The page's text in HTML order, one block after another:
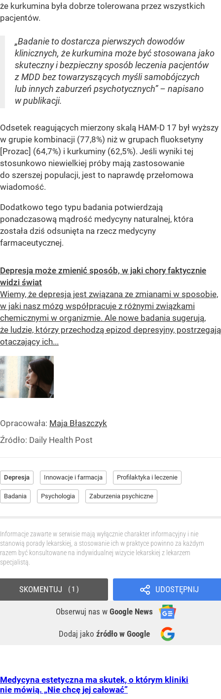
że kurkumina była dobrze tolerowana przez wszystkich
pacjentów.
„Badanie to dostarcza pierwszych dowodów
klinicznych, że kurkumina może być stosowana jako
skuteczny i bezpieczny sposób leczenia pacjentów
z MDD bez towarzyszących myśli samobójczych
lub innych zaburzeń psychotycznych” – napisano
w publikacji.
Odsetek reagujących mierzony skalą HAM-D 17 był wyższy
w grupie kombinacji (77,8%) niż w grupach fluoksetyny
[Prozac] (64,7%) i kurkuminy (62,5%). Jeśli wyniki tej
stosunkowo niewielkiej próby mają zastosowanie
do szerszej populacji, jest to naprawdę przełomowa
wiadomość.
Dodatkowo tego typu badania potwierdzają
ponadczasową mądrość medycyny naturalnej, która
została dziś odsunięta na rzecz medycyny
farmaceutycznej.
Depresja może zmienić sposób, w jaki chory faktycznie
widzi świat
Wiemy, że depresja jest związana ze zmianami w sposobie,
w jaki nasz mózg współpracuje z różnymi związkami
chemicznymi w organizmie. Ale nowe badania sugerują,
że ludzie, którzy przechodzą epizod depresyjny, postrzegają
otaczający ich...
Opracowała: Maja Błaszczyk
Źródło: Daily Health Post
Depresja Innowacje i farmacja Profilaktyka i leczenie
Badania Psychologia Zaburzenia psychiczne
Informacje zawarte w serwisie mają wyłącznie charakter informacyjny i nie
stanowią porady lekarskiej, a stosowanie ich w praktyce powinno za każdym
razem być konsultowane na indywidualnej wizycie lekarskiej z lekarzem
specjalistą.
UDOSTĘPNIJ
Obserwuj nas w Google News
Dodaj jako źródło w Google
SKOMENTUJ 1
Medycyna estetyczna ma skutek, o którym kliniki
nie mówią. „Nie chcę jej całować”